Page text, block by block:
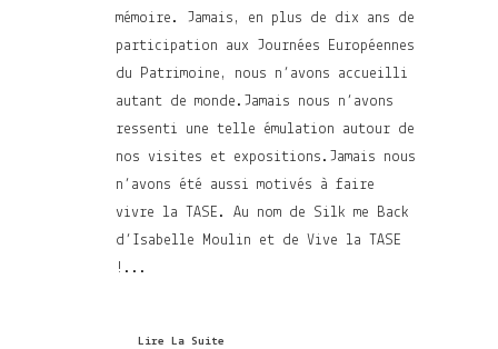
mémoire. Jamais, en plus de dix ans de
participation aux Journées Européennes
du Patrimoine, nous n’avons accueilli
autant de monde.Jamais nous n’avons
ressenti une telle émulation autour de
nos visites et expositions.Jamais nous
n’avons été aussi motivés à faire
vivre la TASE. Au nom de Silk me Back
d’Isabelle Moulin et de Vive la TASE
!...
Lire La Suite